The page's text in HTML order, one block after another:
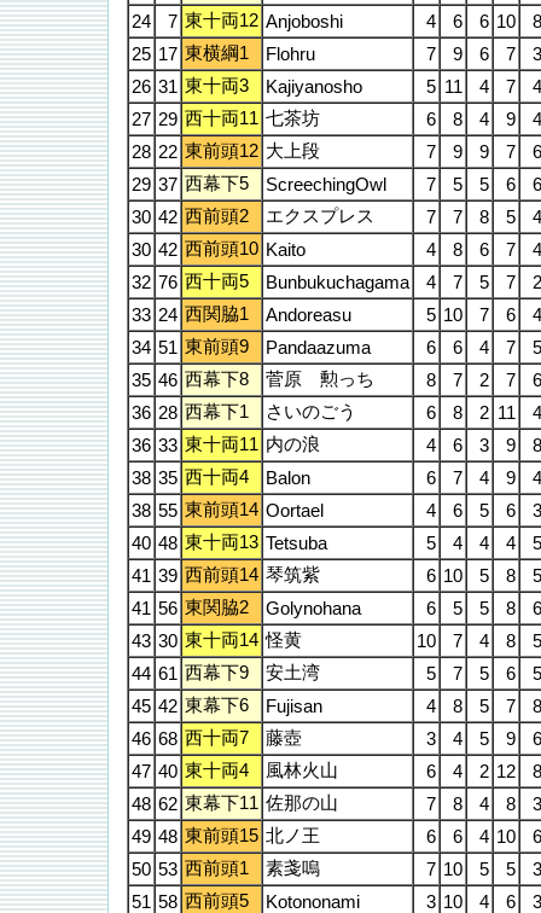
24
7 東十両12 Anjoboshi 4 6 6 10
25 17 東横綱1 Flohru 7 9 6 7
26 31 東十両3 Kajiyanosho 5 11 4 7
27 29 西十両11 七茶坊 6 8 4 9
28 22 東前頭12 大上段 7 9 9 7
29 37 西幕下5 ScreechingOwl 7 5 5 6
30 42 西前頭2 エクスプレス 7 7 8 5
30 42 西前頭10 Kaito 4 8 6 7
32 76 西十両5 Bunbukuchagama 4 7 5 7
33 24 西関脇1 Andoreasu 5 10 7 6
34 51 東前頭9 Pandaazuma 6 6 4 7
35 46 西幕下8 菅原 勲っち 8 7 2 7
36 28 西幕下1 さいのごう 6 8 2 11
36 33 東十両11 内の浪 4 6 3 9
38 35 西十両4 Balon 6 7 4 9
38 55 東前頭14 Oortael 4 6 5 6
40 48 東十両13 Tetsuba 5 4 4 4
41 39 西前頭14 琴筑紫 6 10 5 8
41 56 東関脇2 Golynohana 6 5 5 8
43 30 東十両14 怪黄 10 7 4 8
44 61 西幕下9 安土湾 5 7 5 6
45 42 東幕下6 Fujisan 4 8 5 7
46 68 西十両7 藤壺 3 4 5 9
47 40 東十両4 風林火山 6 4 2 12
48 62 東幕下11 佐那の山 7 8 4 8
49 48 東前頭15 北ノ王 6 6 4 10
50 53 西前頭1 素戔嗚 7 10 5 5
51 58 西前頭5 Kotononami 3 10 4 6